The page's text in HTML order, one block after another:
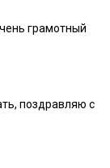
грамотный
поздравляю с